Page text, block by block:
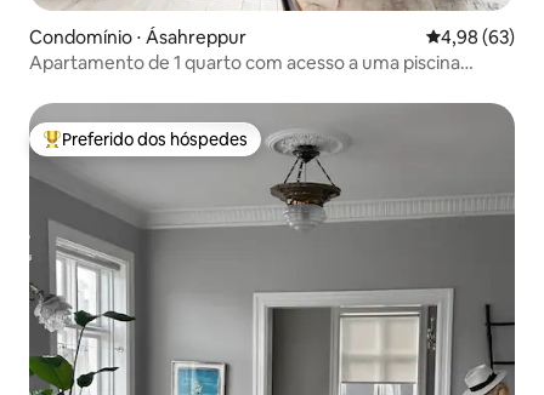
Condomínio ⋅ Ásahreppur 4,98 de uma
4,98 (63)
Apartamento de 1 quarto com acesso a uma piscina
Entre os melhores preferidos dos hóspedes
Preferido dos hóspedes